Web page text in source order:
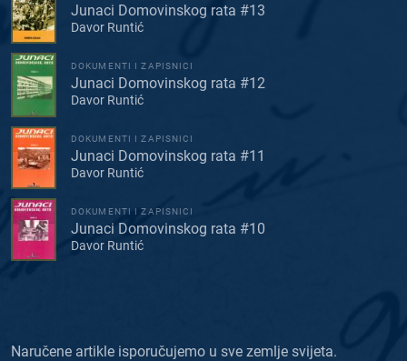
Junaci Domovinskog rata #13
Davor Runtić
DOKUMENTI I ZAPISNICI
Junaci Domovinskog rata #12
Davor Runtić
DOKUMENTI I ZAPISNICI
Junaci Domovinskog rata #11
Davor Runtić
DOKUMENTI I ZAPISNICI
Junaci Domovinskog rata #10
Davor Runtić
Naručene artikle isporučujemo u sve zemlje svijeta.